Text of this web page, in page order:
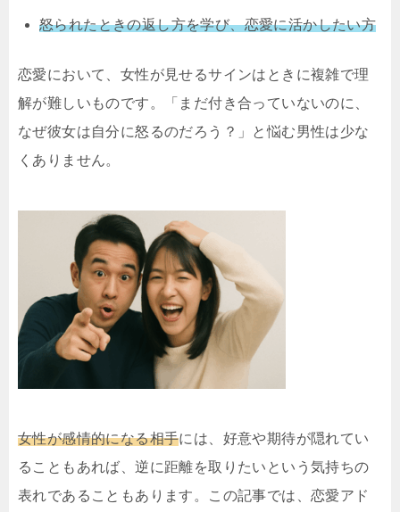
怒られたときの返し方を学び、恋愛に活かしたい方
恋愛において、女性が見せるサインはときに複雑で理
解が難しいものです。「まだ付き合っていないのに、
なぜ彼女は自分に怒るのだろう？」と悩む男性は少な
くありません。
女性が感情的になる相手には、好意や期待が隠れてい
ることもあれば、逆に距離を取りたいという気持ちの
表れであることもあります。この記事では、恋愛アド